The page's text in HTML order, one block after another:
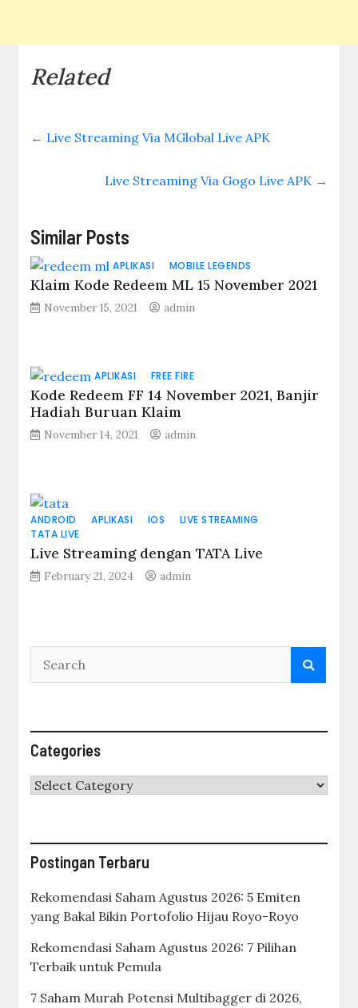
Related
← Live Streaming Via MGlobal Live APK
Live Streaming Via Gogo Live APK →
Similar Posts
APLIKASI MOBILE LEGENDS
Klaim Kode Redeem ML 15 November 2021
November 15, 2021 admin
APLIKASI FREE FIRE
Kode Redeem FF 14 November 2021, Banjir
Hadiah Buruan Klaim
November 14, 2021 admin
ANDROID APLIKASI IOS
LIVE STREAMING
TATA LIVE
Live Streaming dengan TATA Live
February 21, 2024 admin
Categories
Categories
Postingan Terbaru
Rekomendasi Saham Agustus 2026: 5 Emiten
yang Bakal Bikin Portofolio Hijau Royo-Royo
Rekomendasi Saham Agustus 2026: 7 Pilihan
Terbaik untuk Pemula
7 Saham Murah Potensi Multibagger di 2026,